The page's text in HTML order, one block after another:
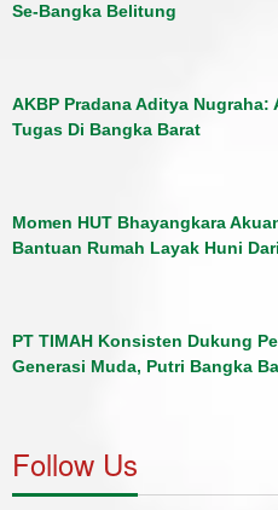
Se-Bangka Belitung
AKBP Pradana Aditya Nugraha:
Tugas Di Bangka Barat
Momen HUT Bhayangkara
Bantuan Rumah Layak Huni
PT TIMAH Konsisten Dukung
Generasi Muda, Putri Bangka
Follow Us